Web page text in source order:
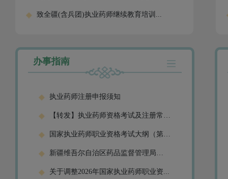
致全疆(含兵团)执业药师继续教育培训...
办事指南
执业药师注册申报须知
【转发】执业药师资格考试及注册常见
国家执业药师职业资格考试大纲（第九
新疆维吾尔自治区药品监督管理局
关于调整2026年国家执业药师职业资...